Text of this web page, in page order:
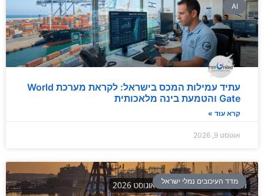
AI
עתיד עמילות המכס בישראל: לקראת מערכת World
Gate והטמעת בינה מלאכותית
קרא עוד »
אוגוסט 9, 2026
מדד העיכובים נמלי ישראל